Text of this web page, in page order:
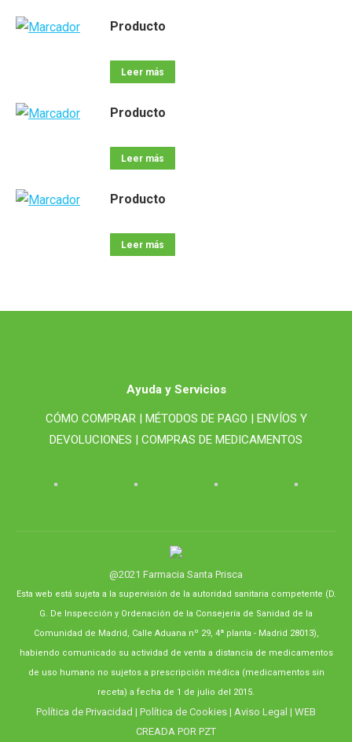
Producto
Leer más
Producto
Leer más
Producto
Leer más
Ayuda y Servicios
CÓMO COMPRAR | MÉTODOS DE PAGO | ENVÍOS Y
DEVOLUCIONES | COMPRAS DE MEDICAMENTOS
@2021 Farmacia Santa Prisca
Esta web está sujeta a la supervisión de la autoridad sanitaria competente (D.
G. De Inspección y Ordenación de la Consejería de Sanidad de la
Comunidad de Madrid, Calle Aduana nº 29, 4ª planta - Madrid 28013),
habiendo comunicado su actividad de venta a distancia de medicamentos
de uso humano no sujetos a prescripción médica (medicamentos sin
receta) a fecha de 1 de julio del 2015.
Política de Privacidad | Política de Cookies | Aviso Legal | WEB
CREADA POR PZT